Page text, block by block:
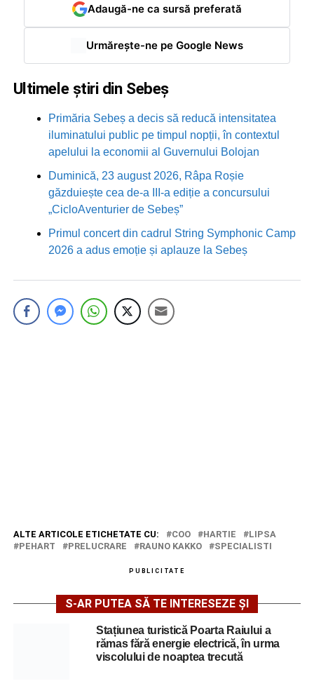
Adaugă-ne ca sursă preferată
Urmărește-ne pe Google News
Ultimele știri din Sebeș
Primăria Sebeș a decis să reducă intensitatea
iluminatului public pe timpul nopții, în contextul
apelului la economii al Guvernului Bolojan
Duminică, 23 august 2026, Râpa Roșie
găzduiește cea de-a III-a ediție a concursului
„CicloAventurier de Sebeș”
Primul concert din cadrul String Symphonic Camp
2026 a adus emoție și aplauze la Sebeș
ALTE ARTICOLE ETICHETATE CU: COO HARTIE
LIPSA
PEHART
PRELUCRARE RAUNO KAKKO SPECIALISTI
PUBLICITATE
S-AR PUTEA SĂ TE INTERESEZE ȘI
Stațiunea turistică Poarta Raiului a
rămas fără energie electrică, în urma
viscolului de noaptea trecută